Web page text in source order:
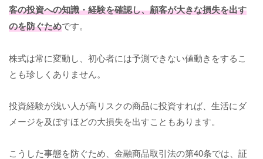
客の投資への知識・経験を確認し、顧客が大きな損失を出す
のを防ぐためです。
株式は常に変動し、初心者には予測できない値動きをするこ
とも珍しくありません。
投資経験が浅い人が高リスクの商品に投資すれば、生活にダ
メージを及ぼすほどの大損失を出すこともあります。
こうした事態を防ぐため、金融商品取引法の第40条では、証